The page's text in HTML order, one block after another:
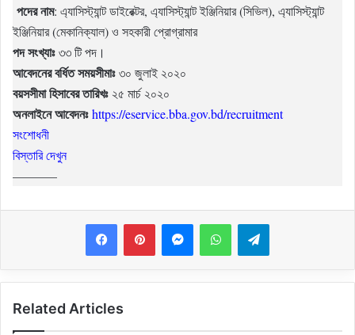
পদের নাম: এ্যাসিস্ট্যান্ট ডাইরেক্টর, এ্যাসিস্ট্যান্ট ইঞ্জিনিয়ার (সিভিল), এ্যাসিস্ট্যান্ট
ইঞ্জিনিয়ার (মেকানিক্যাল) ও সহকারী প্রোগ্রামার
পদ সংখ্যাঃ৩৩ টি পদ।
আবেদনের বর্ধিত সময়সীমাঃ৩০ জুলাই ২০২০
বয়সসীমা হিসাবের তারিখঃ২৫ মার্চ ২০২০
অনলাইনে আবেদনঃ https://eservice.bba.gov.bd/recruitment
সংশোধনী
বিস্তারি দেখুন
———–
MessengerWhatsAppTelegram
Related Articles